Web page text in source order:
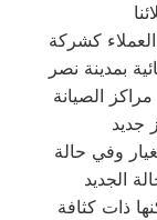
كشركة
بمدينة نصر
الصيانة
جديد
الجديد
ذات كثافة